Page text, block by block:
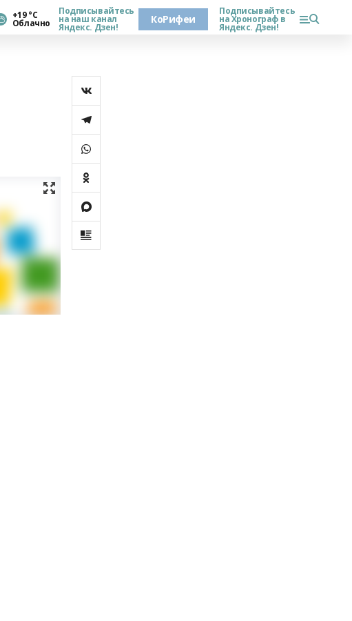
+19 °С
Облачно
Подписывайтесь
на наш канал
Яндекс. Дзен!
КоРифеи
Подписывайтесь
на Хронограф в
Яндекс. Дзен!